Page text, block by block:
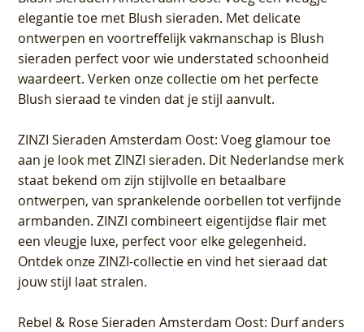
elegantie toe met Blush sieraden. Met delicate
ontwerpen en voortreffelijk vakmanschap is Blush
sieraden perfect voor wie understated schoonheid
waardeert. Verken onze collectie om het perfecte
Blush sieraad te vinden dat je stijl aanvult.
ZINZI Sieraden Amsterdam Oost: Voeg glamour toe
aan je look met ZINZI sieraden. Dit Nederlandse merk
staat bekend om zijn stijlvolle en betaalbare
ontwerpen, van sprankelende oorbellen tot verfijnde
armbanden. ZINZI combineert eigentijdse flair met
een vleugje luxe, perfect voor elke gelegenheid.
Ontdek onze ZINZI-collectie en vind het sieraad dat
jouw stijl laat stralen.
Rebel & Rose Sieraden Amsterdam Oost: Durf anders